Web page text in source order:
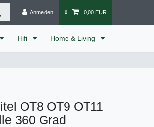
Anmelden 0 0,00 EUR
Hifi Home & Living
OT8 OT9 OT11
360 Grad